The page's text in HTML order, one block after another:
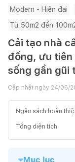
Modern - Hiện đại
Từ 50m2 đến
Cải tạo nhà
đồng, ưu tiên
sống gần gũi
Cập nhật ngày 24/06/
Ngân sách hoàn
Tổng diện tích
Mục lục